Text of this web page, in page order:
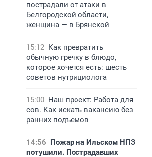
пострадали от атаки в
Белгородской области,
женщина — в Брянской
15:12 Как превратить
обычную гречку в блюдо,
которое хочется есть: шесть
советов нутрициолога
15:00 Наш проект: Работа для
сов. Как искать вакансию без
ранних подъемов
14:56 Пожар на Ильском НПЗ
потушили. Пострадавших